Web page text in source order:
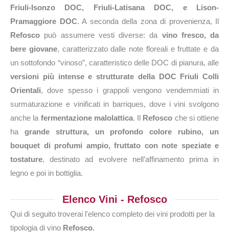
Friuli-Isonzo DOC, Friuli-Latisana DOC, e Lison-
Pramaggiore DOC. A seconda della zona di provenienza, Il
Refosco può assumere vesti diverse: da vino fresco, da
bere giovane, caratterizzato dalle note floreali e fruttate e da
un sottofondo “vinoso”, caratteristico delle DOC di pianura, alle
versioni più intense e strutturate della DOC Friuli Colli
Orientali, dove spesso i grappoli vengono vendemmiati in
surmaturazione e vinificati in barriques, dove i vini svolgono
anche la fermentazione malolattica. Il Refosco che si ottiene
ha grande struttura, un profondo colore rubino, un
bouquet di profumi ampio, fruttato con note speziate e
tostature, destinato ad evolvere nell’affinamento prima in
legno e poi in bottiglia.
Elenco Vini - Refosco
Qui di seguito troverai l'elenco completo dei vini prodotti per la
tipologia di vino Refosco.